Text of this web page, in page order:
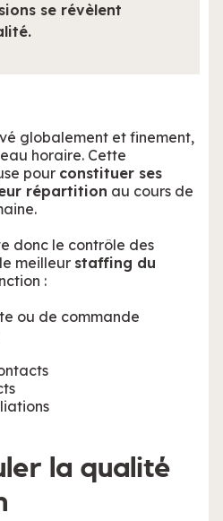
se révèlent
globalement et finement,
horaire. Cette
pour constituer ses
répartition au cours de
donc le contrôle des
meilleur staffing du
:
ou de commande
la qualité